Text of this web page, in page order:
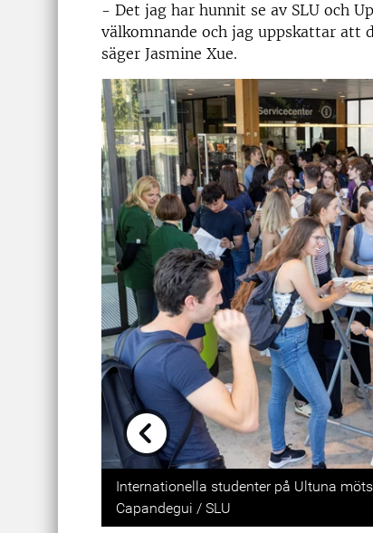
- Det jag har hunnit se av SLU och
välkomnande och jag uppskattar
säger Jasmine Xue.
Previous
Internationella studenter på Ultuna
Capandegui / SLU